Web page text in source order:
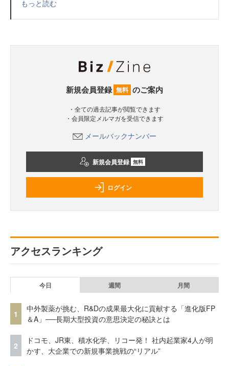
もっと読む
新規会員登録 無料 のご案内
・全ての過去記事が閲覧できます
・会員限定メルマガを受信できます
メールバックナンバー
新規会員登録 無料
ログイン
アクセスランキング
今日 週間 月間
1
中外製薬が挑む、R&Dの成果最大化に貢献する「進化版FP
＆A」──長期大型投資の意思決定の秘訣とは
2
ドコモ、JR東、積水化学、リコー発！ 社内起業家4人が明
かす、大企業での新規事業挑戦の“リアル”